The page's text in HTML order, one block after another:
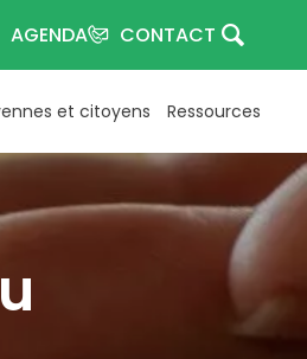
AGENDA CONTACT
et citoyens Ressources